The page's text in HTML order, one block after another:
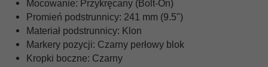
Mocowanie: Przykręcany (Bolt-On)
Promień podstrunnicy: 241 mm (9.5")
Materiał podstrunnicy: Klon
Markery pozycji: Czarny perłowy blok
Kropki boczne: Czarny